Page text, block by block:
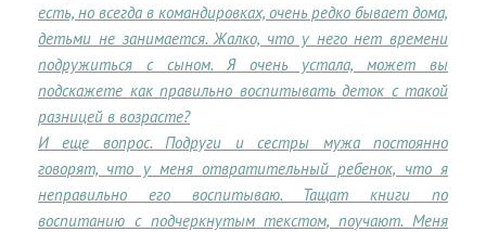
есть, но всегда в командировках, очень редко бывает дома,
детьми не занимается. Жалко, что у него нет времени
подружиться с сыном. Я очень устала, может вы
подскажете как правильно воспитывать деток с такой
разницей в возрасте?
И еще вопрос. Подруги и сестры мужа постоянно
говорят, что у меня отвратительный ребенок, что я
неправильно его воспитываю. Тащат книги по
воспитанию с подчеркнутым текстом, поучают. Меня